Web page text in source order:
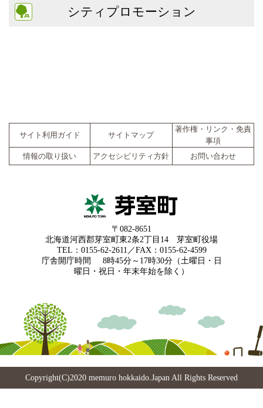
シティプロモーション
サイト利用ガイド サイトマップ
著作権・リンク・免責
事項
情報の取り扱い
アクセシビリティ方針 お問い合わせ
〒082-8651
北海道河西郡芽室町東2条2丁目14 芽室町役場
TEL：0155-62-2611／FAX：0155-62-4599
庁舎開庁時間
8時45分～17時30分（土曜日・日
曜日・祝日・年末年始を除く）
Copyright(C)2020 memuro hokkaido.Japan All Rights Reserved